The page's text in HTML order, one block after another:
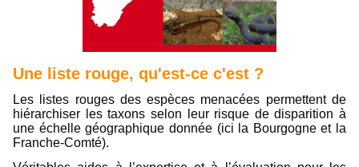
Une liste rouge, qu'est-ce c'est ?
Les listes rouges des espèces menacées permettent de
hiérarchiser les taxons selon leur risque de disparition à
une échelle géographique donnée (ici la Bourgogne et la
Franche-Comté).